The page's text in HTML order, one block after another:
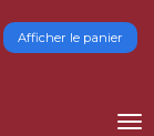
Afficher le panier